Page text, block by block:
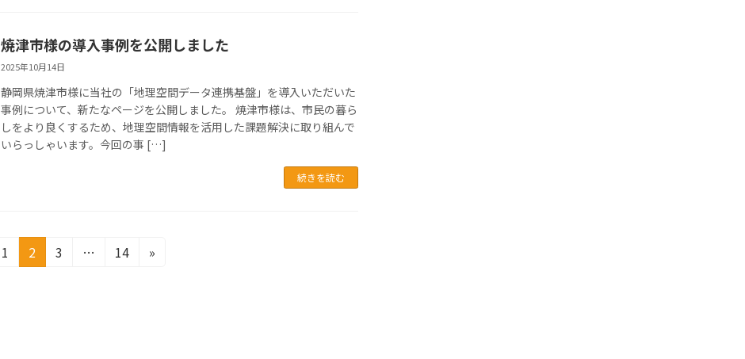
焼津市様の導入事例を公開しました
2025年10月14日
静岡県焼津市様に当社の「地理空間データ連携基盤」を導入いただいた
事例について、新たなページを公開しました。 焼津市様は、市民の暮ら
しをより良くするため、地理空間情報を活用した課題解決に取り組んで
いらっしゃいます。今回の事 […]
続きを読む
固
1
固
定
2
固
3 …
固
14 »